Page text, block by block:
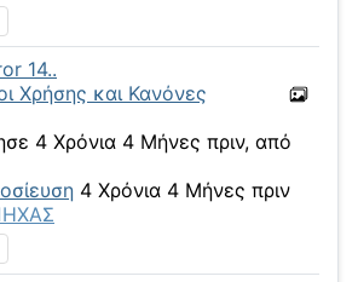
14..
Χρήσης και Κανόνες
4 Χρόνια 4 Μήνες πριν, από
4 Χρόνια 4 Μήνες πριν